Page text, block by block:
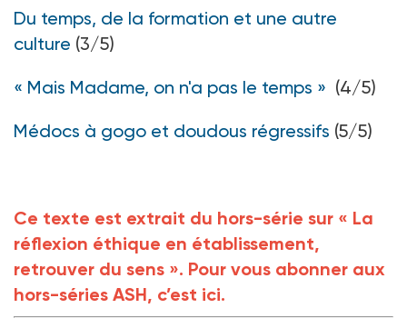
Du temps, de la formation et une autre
culture (3/5)
« Mais Madame, on n'a pas le temps » (4/5)
Médocs à gogo et doudous régressifs (5/5)
Ce texte est extrait du hors-série sur « La
réflexion éthique en établissement,
retrouver du sens ». Pour vous abonner aux
hors-séries ASH, c’est ici.